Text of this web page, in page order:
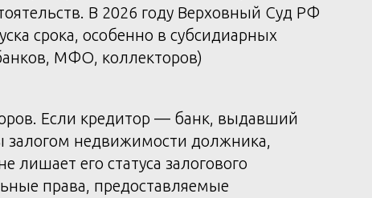
В 2026 году Верховный Суд РФ
срока, особенно в субсидиарных
МФО, коллекторов)
Если кредитор — банк, выдавший
залогом недвижимости должника,
лишает его статуса залогового
права, предоставляемые